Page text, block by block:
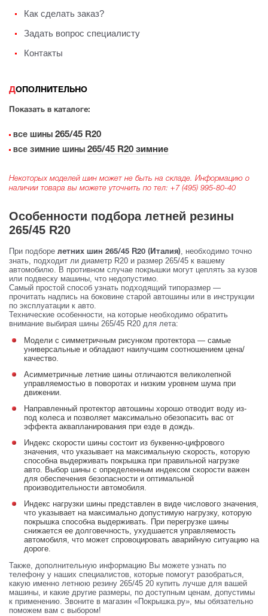
Как сделать заказ?
Задать вопрос специалисту
Контакты
ДОПОЛНИТЕЛЬНО
Показать в каталоге:
все шины 265/45 R20
все зимние шины 265/45 R20 зимние
Некоторых моделей шин может не быть на складе. Информацию о
наличии товара вы можете уточнить по тел: +7 (495) 995-80-40
Особенности подбора летней резины
265/45 R20
При подборе летних шин 265/45 R20 (Италия), необходимо точно
знать, подходит ли диаметр R20 и размер 265/45 к вашему
автомобилю. В противном случае покрышки могут цеплять за кузов
или подвеску машины, что недопустимо.
Самый простой способ узнать подходящий типоразмер —
прочитать надпись на боковине старой автошины или в инструкции
по эксплуатации к авто.
Технические особенности, на которые необходимо обратить
внимание выбирая шины 265/45 R20 для лета:
Модели с симметричным рисунком протектора — самые
универсальные и обладают наилучшим соотношением цена/
качество.
Асимметричные летние шины отличаются великолепной
управляемостью в поворотах и низким уровнем шума при
движении.
Направленный протектор автошины хорошо отводит воду из-
под колеса и позволяет максимально обезопасить вас от
эффекта аквапланирования при езде в дождь.
Индекс скорости шины состоит из буквенно-цифрового
значения, что указывает на максимальную скорость, которую
способна выдерживать покрышка при правильной нагрузке
авто. Выбор шины с определенным индексом скорости важен
для обеспечения безопасности и оптимальной
производительности автомобиля.
Индекс нагрузки шины представлен в виде числового значения,
что указывает на максимально допустимую нагрузку, которую
покрышка способна выдерживать. При перегрузке шины
снижается ее долговечность, ухудшается управляемость
автомобиля, что может спровоцировать аварийную ситуацию на
дороге.
Также, дополнительную информацию Вы можете узнать по
телефону у наших специалистов, которые помогут разобраться,
какую именно летнюю резину 265/45 20 купить лучше для вашей
машины, и какие другие размеры, по доступным ценам, допустимы
к применению. Звоните в магазин «Покрышка.ру», мы обязательно
поможем вам с выбором!